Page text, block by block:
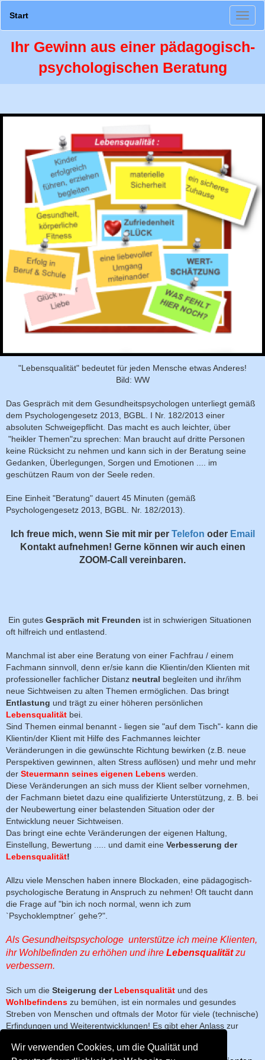
Wir verwenden Cookies, um die Qualität und
Start
Ihr Gewinn aus einer pädagogisch-
psychologischen Beratung
"Lebensqualität" bedeutet für jeden Mensche etwas Anderes!
Bild: WW
Das Gespräch mit dem Gesundheitspsychologen unterliegt gemäß
dem Psychologengesetz 2013, BGBL. I Nr. 182/2013 einer
absoluten Schweigepflicht. Das macht es auch leichter, über
"heikler Themen"zu sprechen: Man braucht auf dritte Personen
keine Rücksicht zu nehmen und kann sich in der Beratung seine
Gedanken, Überlegungen, Sorgen und Emotionen .... im
geschützen Raum von der Seele reden.
Eine Einheit "Beratung" dauert 45 Minuten (gemäß
Psychologengesetz 2013, BGBL. Nr. 182/2013).
Ich freue mich, wenn Sie mit mir per Telefon oder Email
Kontakt aufnehmen! Gerne können wir auch einen
ZOOM-Call vereinbaren.
Ein gutes Gespräch mit Freunden ist in schwierigen Situationen
oft hilfreich und entlastend.
Manchmal ist aber eine Beratung von einer Fachfrau / einem
Fachmann sinnvoll, denn er/sie kann die Klientin/den Klienten mit
professioneller fachlicher Distanz neutral begleiten und ihr/ihm
neue Sichtweisen zu alten Themen ermöglichen. Das bringt
Entlastung und trägt zu einer höheren persönlichen
Lebensqualität bei.
Sind Themen einmal benannt - liegen sie "auf dem Tisch"- kann die
Klientin/der Klient mit Hilfe des Fachmannes leichter
Veränderungen in die gewünschte Richtung bewirken (z.B. neue
Perspektiven gewinnen, alten Stress auflösen) und mehr und mehr
der Steuermann seines eigenen Lebens werden.
Diese Veränderungen an sich muss der Klient selber vornehmen,
der Fachmann bietet dazu eine qualifizierte Unterstützung, z. B. bei
der Neubewertung einer belastenden Situation oder der
Entwicklung neuer Sichtweisen.
Das bringt eine echte Veränderungen der eigenen Haltung,
Einstellung, Bewertung ..... und damit eine Verbesserung der
Lebensqualität!
Allzu viele Menschen haben innere Blockaden, eine pädagogisch-
psychologische Beratung in Anspruch zu nehmen! Oft taucht dann
die Frage auf "bin ich noch normal, wenn ich zum
`Psychoklemptner´ gehe?".
Als Gesundheitspsychologe unterstütze ich meine Klienten,
ihr Wohlbefinden zu erhöhen und ihre Lebensqualitätzu
verbessern.
Sich um die Steigerung der Lebensqualität und des
Wohlbefindens zu bemühen, ist ein normales und gesundes
Streben von Menschen und oftmals der Motor für viele (technische)
Erfindungen und Weiterentwicklungen! Es gibt eher Anlass zur